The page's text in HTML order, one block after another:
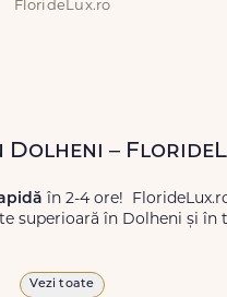
FlorideLux.ro
Dolheni –
în 2-4 ore!
superioară în Dolheni și în
Vezi toate